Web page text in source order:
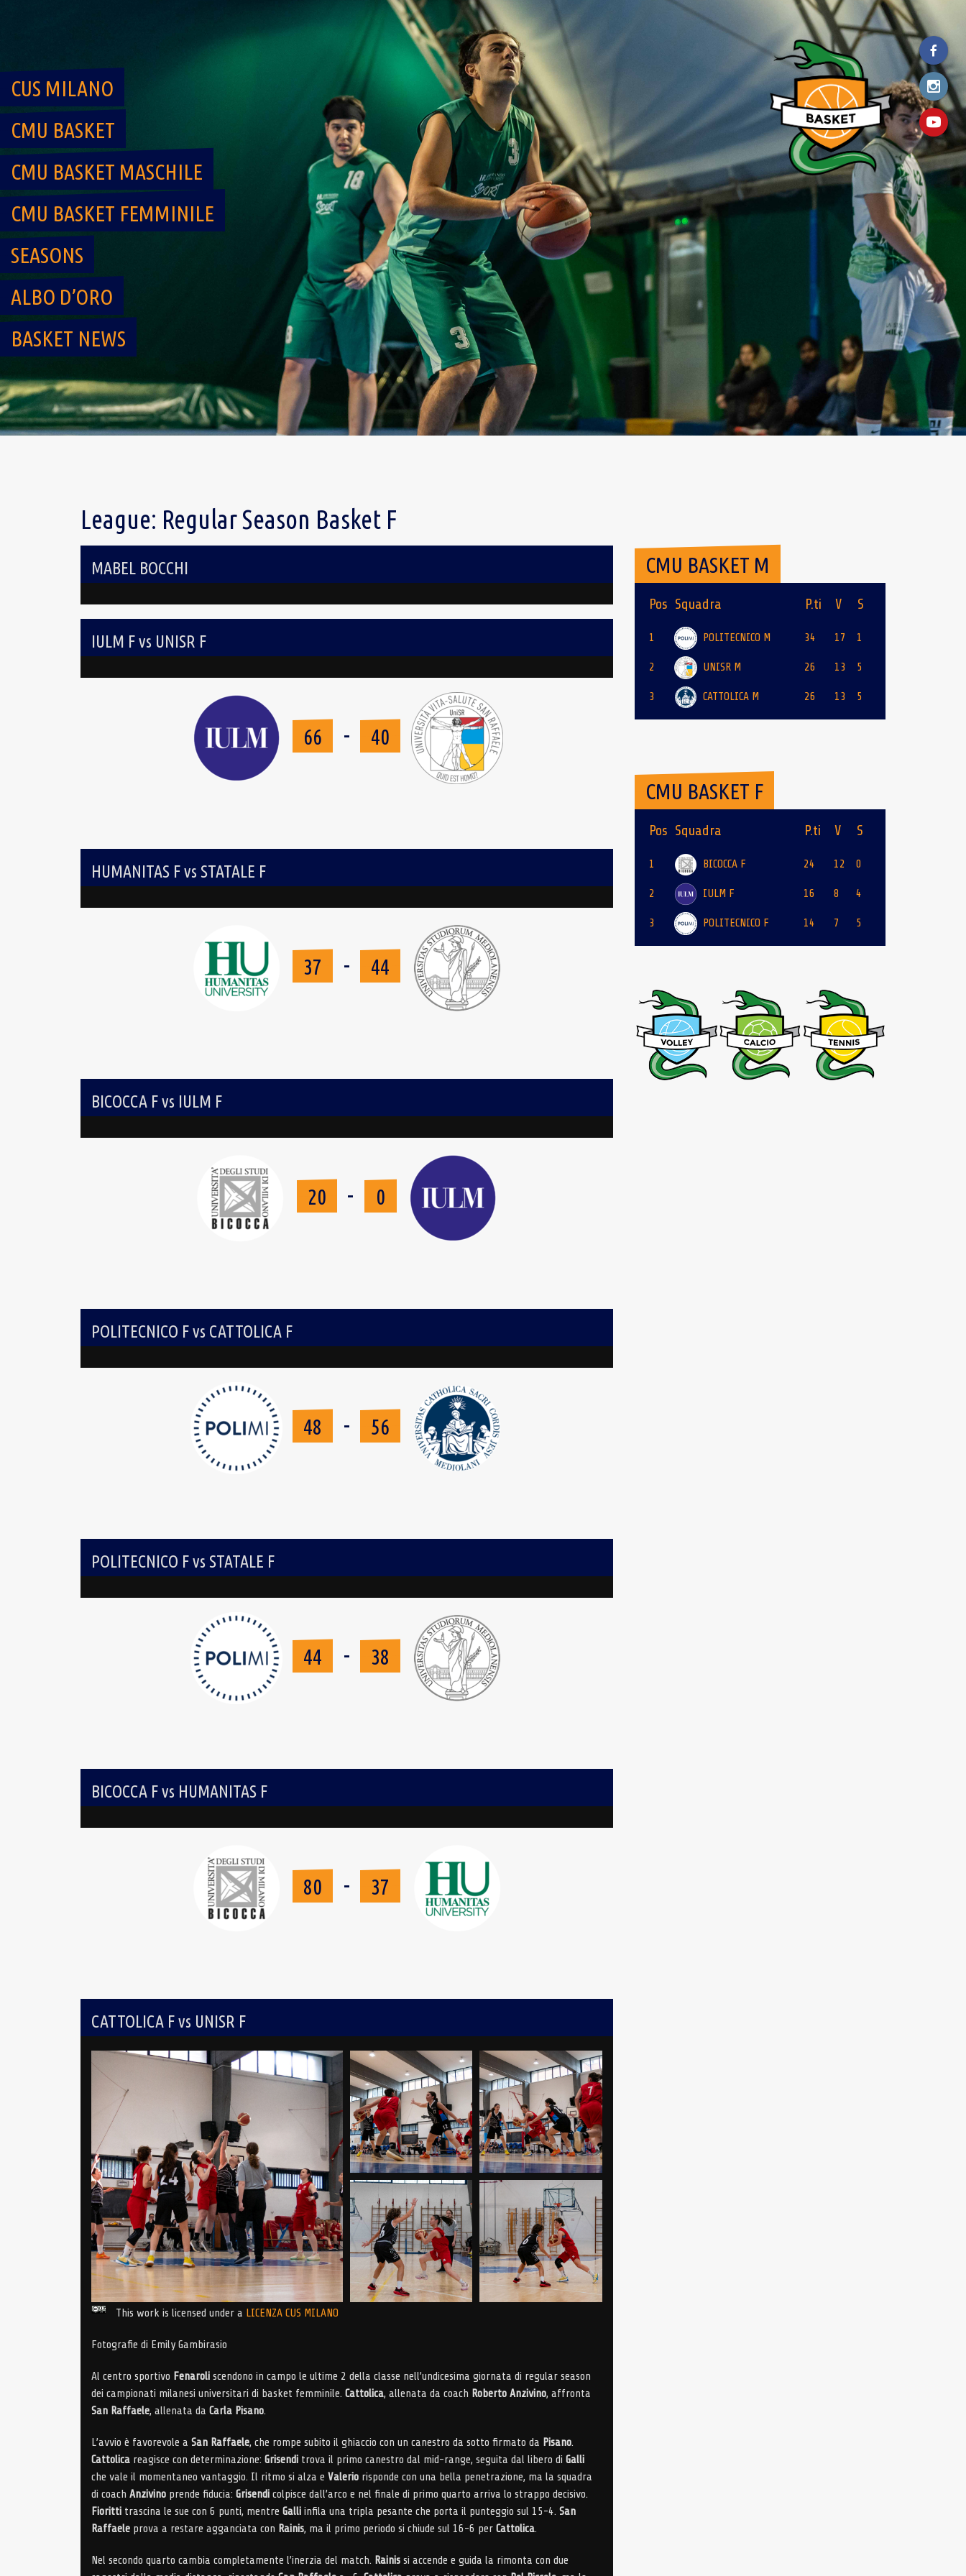
CUS MILANO
CMU BASKET
CMU BASKET MASCHILE
CMU BASKET FEMMINILE
SEASONS
ALBO D’ORO
BASKET NEWS
League: Regular Season Basket F
MABEL BOCCHI
IULM F vs UNISR F
66 - 40
HUMANITAS F vs STATALE F
37 - 44
BICOCCA F vs IULM F
20 - 0
POLITECNICO F vs CATTOLICA F
48 - 56
POLITECNICO F vs STATALE F
44 - 38
BICOCCA F vs HUMANITAS F
80 - 37
CATTOLICA F vs UNISR F
This work is licensed under a LICENZA CUS MILANO
Fotografie di Emily Gambirasio
Al centro sportivo Fenaroli scendono in campo le ultime 2 della classe nell’undicesima giornata di regular season
dei campionati milanesi universitari di basket femminile. Cattolica, allenata da coach Roberto Anzivino, affronta
San Raffaele, allenata da Carla Pisano.
L’avvio è favorevole a San Raffaele, che rompe subito il ghiaccio con un canestro da sotto firmato da Pisano.
Cattolica reagisce con determinazione: Grisendi trova il primo canestro dal mid-range, seguita dal libero di Galli
che vale il momentaneo vantaggio. Il ritmo si alza e Valerio risponde con una bella penetrazione, ma la squadra
di coach Anzivino prende fiducia: Grisendi colpisce dall’arco e nel finale di primo quarto arriva lo strappo decisivo.
Fioritti trascina le sue con 6 punti, mentre Galli infila una tripla pesante che porta il punteggio sul 15-4. San
Raffaele prova a restare agganciata con Rainis, ma il primo periodo si chiude sul 16-6 per Cattolica.
Nel secondo quarto cambia completamente l’inerzia del match. Rainis si accende e guida la rimonta con due
CMU BASKET M
Pos Squadra P.ti V S
1 POLITECNICO M 34 17 1
2 UNISR M 26 13 5
3 CATTOLICA M 26 13 5
CMU BASKET F
Pos Squadra P.ti V S
1 BICOCCA F 24 12 0
2 IULM F 16 8 4
3 POLITECNICO F 14 7 5